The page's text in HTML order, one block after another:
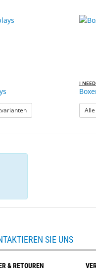
: Tischdisplays
I
SIE UNS
& RETOUREN